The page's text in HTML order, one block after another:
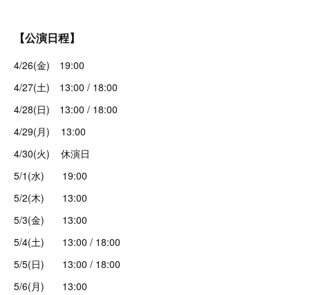
【公演日程】
4/26(金) 19:00
4/27(土) 13:00 / 18:00
4/28(日) 13:00 / 18:00
4/29(月) 13:00
4/30(火) 休演日
5/1(水) 19:00
5/2(木) 13:00
5/3(金) 13:00
5/4(土) 13:00 / 18:00
5/5(日) 13:00 / 18:00
5/6(月) 13:00